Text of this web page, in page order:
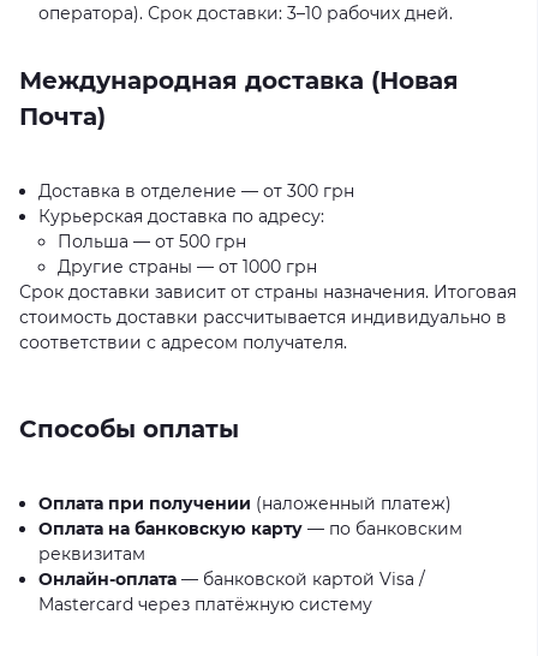
оператора). Срок доставки: 3–10 рабочих дней.
Международная доставка (Новая
Почта)
Доставка в отделение — от 300 грн
Курьерская доставка по адресу:
Польша — от 500 грн
Другие страны — от 1000 грн
Срок доставки зависит от страны назначения. Итоговая
стоимость доставки рассчитывается индивидуально в
соответствии с адресом получателя.
Способы оплаты
Оплата при получении (наложенный платеж)
Оплата на банковскую карту — по банковским
реквизитам
Онлайн-оплата — банковской картой Visa /
Mastercard через платёжную систему